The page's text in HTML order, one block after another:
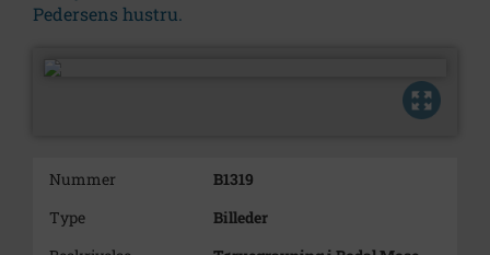
Pedersens hustru.
Nummer
B1319
Type
Billeder